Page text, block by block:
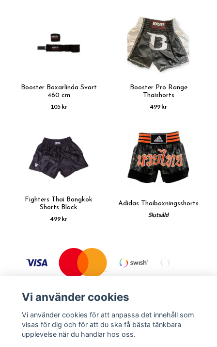
Booster Boxarlinda Svart
460 cm
105 kr
Booster Pro Range
Thaishorts
499 kr
Fighters Thai Bangkok
Shorts Black
499 kr
Adidas Thaiboxningsshorts
Slutsåld
Köpvillkor Kontakt
Vi använder cookies
Vi använder cookies för att anpassa det innehåll som
visas för dig och för att du ska få bästa tänkbara
upplevelse när du handlar hos oss.